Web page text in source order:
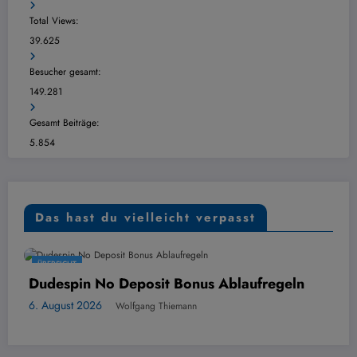
Total Views:
39.625
Besucher gesamt:
149.281
Gesamt Beiträge:
5.854
Das hast du vielleicht verpasst
No Deposit Bonus Ablaufregeln
Wolfgang Thiemann
Mozzart